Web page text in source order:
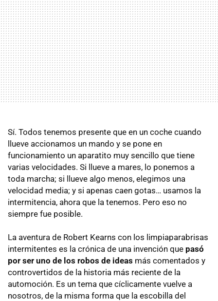
Sí. Todos tenemos presente que en un coche cuando
llueve accionamos un mando y se pone en
funcionamiento un aparatito muy sencillo que tiene
varias velocidades. Si llueve a mares, lo ponemos a
toda marcha; si llueve algo menos, elegimos una
velocidad media; y si apenas caen gotas… usamos la
intermitencia, ahora que la tenemos. Pero eso no
siempre fue posible.
La aventura de Robert Kearns con los limpiaparabrisas
intermitentes es la crónica de una invención que pasó
por ser uno de los robos de ideas más comentados y
controvertidos de la historia más reciente de la
automoción. Es un tema que cíclicamente vuelve a
nosotros, de la misma forma que la escobilla del